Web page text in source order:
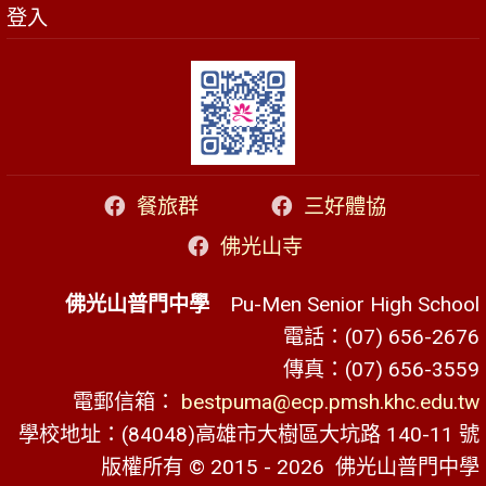
登入
餐旅群
三好體協
佛光山寺
佛光山普門中學 Pu-Men Senior High School
電話：(07) 656-2676
傳真：(07) 656-3559
電郵信箱： bestpuma@ecp.pmsh.khc.edu.tw
學校地址：(84048)高雄市大樹區大坑路 140-11 號
版權所有 © 2015 - 2026 佛光山普門中學